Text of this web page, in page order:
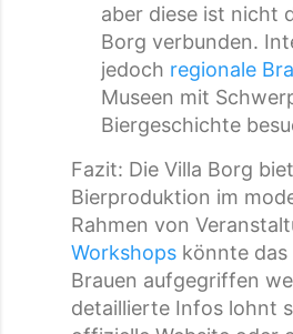
aber diese ist nicht
Borg verbunden.
jedoch regionale
Museen mit
Biergeschichte
Fazit: Die Villa Borg
Bierproduktion im
Rahmen von
Workshops könnte das
Brauen aufgegriffen
detaillierte Infos lohnt